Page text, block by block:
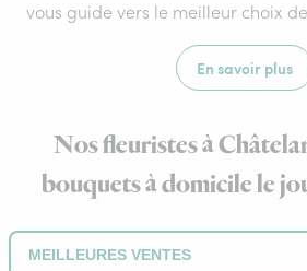
vous guide vers le meilleur choix
En savoir plus
Nos fleuristes à
bouquets à domicile le